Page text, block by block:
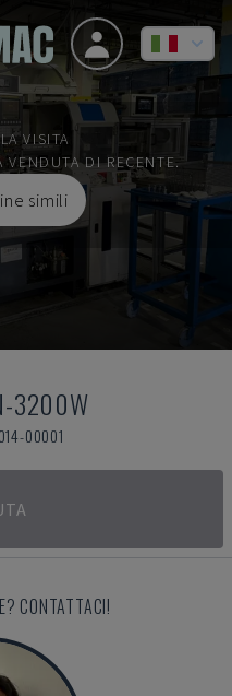
VISITA
VENDUTA DI RECENTE.
simili
3200W
00001
CONTATTACI!